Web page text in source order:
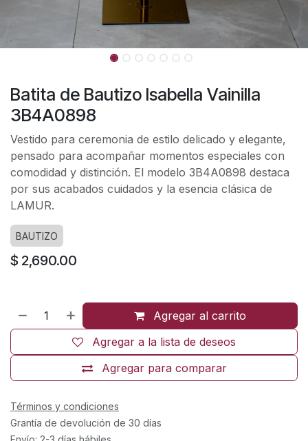
Batita de Bautizo Isabella Vainilla
3B4A0898
Vestido para ceremonia de estilo delicado y elegante,
pensado para acompañar momentos especiales con
comodidad y distinción. El modelo 3B4A0898 destaca
por sus acabados cuidados y la esencia clásica de
LAMUR.
BAUTIZO
$ 2,690.00
Agregar al carrito
Agregar para comparar
Agregar a la lista de deseos
Términos y condiciones
Grantía de devolución de 30 días